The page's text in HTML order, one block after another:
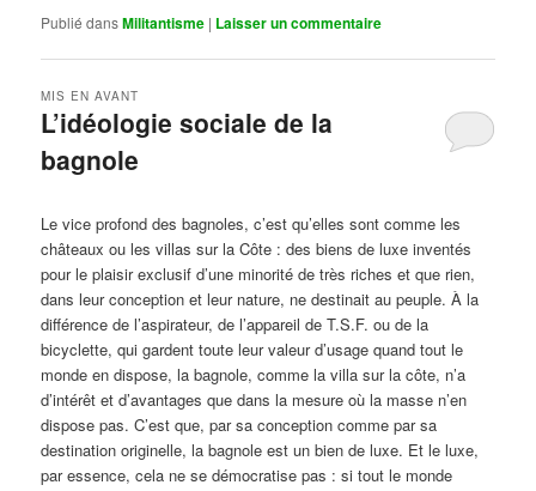
Publié dansMilitantisme | Laisser un commentaire
L’idéologie sociale de la
bagnole
MIS EN AVANT
Le vice profond des bagnoles, c’est qu’elles sont comme les
châteaux ou les villas sur la Côte : des biens de luxe inventés
pour le plaisir exclusif d’une minorité de très riches et que rien,
dans leur conception et leur nature, ne destinait au peuple. À la
différence de l’aspirateur, de l’appareil de T.S.F. ou de la
bicyclette, qui gardent toute leur valeur d’usage quand tout le
monde en dispose, la bagnole, comme la villa sur la côte, n’a
d’intérêt et d’avantages que dans la mesure où la masse n’en
dispose pas. C’est que, par sa conception comme par sa
destination originelle, la bagnole est un bien de luxe. Et le luxe,
par essence, cela ne se démocratise pas : si tout le monde